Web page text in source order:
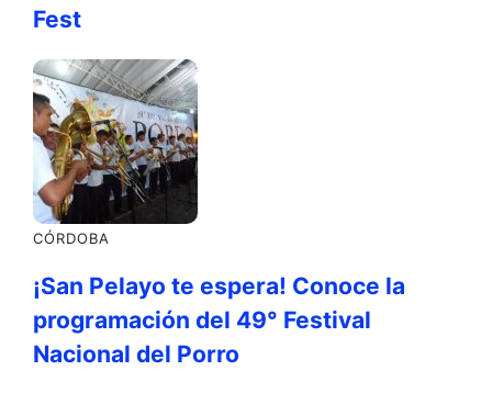
Fest
CÓRDOBA
¡San Pelayo te espera! Conoce la
programación del 49° Festival
Nacional del Porro